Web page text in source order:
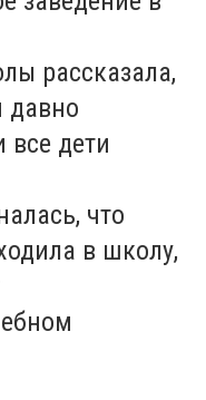
рассказала,
давно
все дети
что
в школу,